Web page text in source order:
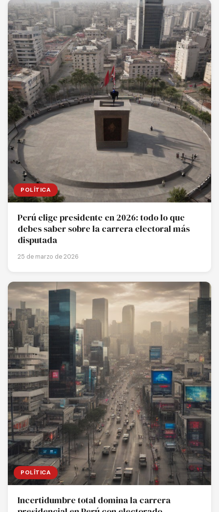
POLÍTICA
Perú elige presidente en 2026: todo lo que
debes saber sobre la carrera electoral más
disputada
25 de marzo de 2026
POLÍTICA
Incertidumbre total domina la carrera